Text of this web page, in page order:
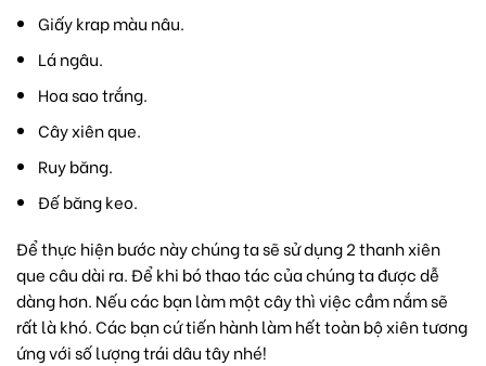
Giấy krap màu nâu.
Lá ngâu.
Hoa sao trắng.
Cây xiên que.
Ruy băng.
Đế băng keo.
Để thực hiện bước này chúng ta sẽ sử dụng 2 thanh xiên
que câu dài ra. Để khi bó thao tác của chúng ta được dễ
dàng hơn. Nếu các bạn làm một cây thì việc cầm nắm sẽ
rất là khó. Các bạn cứ tiến hành làm hết toàn bộ xiên tương
ứng với số lượng trái dâu tây nhé!